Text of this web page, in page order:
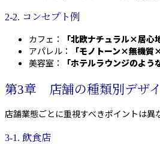
2-2. コンセプト例
カフェ：
「北欧ナチュラル×居心
アパレル：
「モノトーン×無機質
美容室：
「ホテルラウンジのよう
第3章 店舗の種類別デザ
店舗業態ごとに重視すべきポイントは異
3-1. 飲食店